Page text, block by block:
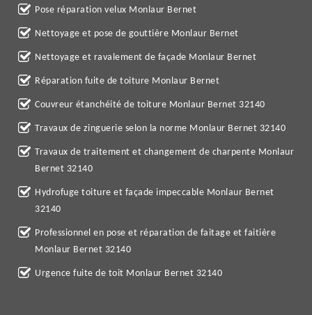
Pose réparation velux Monlaur Bernet
Nettoyage et pose de gouttière Monlaur Bernet
Nettoyage et ravalement de façade Monlaur Bernet
Réparation fuite de toiture Monlaur Bernet
Couvreur étanchéité de toiture Monlaur Bernet 32140
Travaux de zinguerie selon la norme Monlaur Bernet 32140
Travaux de traitement et changement de charpente Monlaur
Bernet 32140
Hydrofuge toiture et façade impeccable Monlaur Bernet
32140
Professionnel en pose et réparation de faitage et faitière
Monlaur Bernet 32140
Urgence fuite de toit Monlaur Bernet 32140